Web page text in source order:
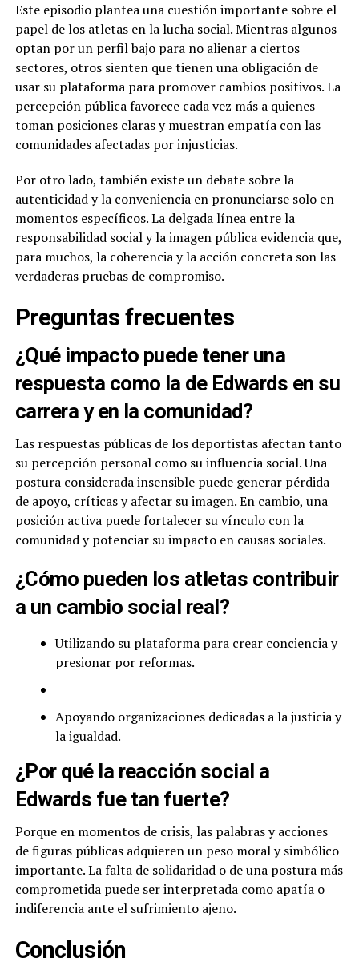
Este episodio plantea una cuestión importante sobre el
papel de los atletas en la lucha social. Mientras algunos
optan por un perfil bajo para no alienar a ciertos
sectores, otros sienten que tienen una obligación de
usar su plataforma para promover cambios positivos. La
percepción pública favorece cada vez más a quienes
toman posiciones claras y muestran empatía con las
comunidades afectadas por injusticias.
Por otro lado, también existe un debate sobre la
autenticidad y la conveniencia en pronunciarse solo en
momentos específicos. La delgada línea entre la
responsabilidad social y la imagen pública evidencia que,
para muchos, la coherencia y la acción concreta son las
verdaderas pruebas de compromiso.
Preguntas frecuentes
¿Qué impacto puede tener una
respuesta como la de Edwards en su
carrera y en la comunidad?
Las respuestas públicas de los deportistas afectan tanto
su percepción personal como su influencia social. Una
postura considerada insensible puede generar pérdida
de apoyo, críticas y afectar su imagen. En cambio, una
posición activa puede fortalecer su vínculo con la
comunidad y potenciar su impacto en causas sociales.
¿Cómo pueden los atletas contribuir
a un cambio social real?
Utilizando su plataforma para crear conciencia y
presionar por reformas.
Apoyando organizaciones dedicadas a la justicia y
la igualdad.
¿Por qué la reacción social a
Edwards fue tan fuerte?
Porque en momentos de crisis, las palabras y acciones
de figuras públicas adquieren un peso moral y simbólico
importante. La falta de solidaridad o de una postura más
comprometida puede ser interpretada como apatía o
indiferencia ante el sufrimiento ajeno.
Conclusión